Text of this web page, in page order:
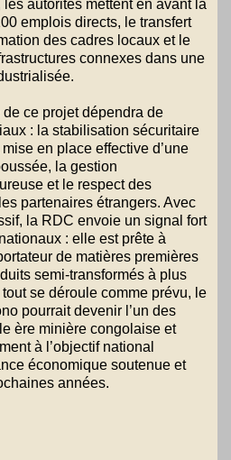
autorités mettent en avant la
emplois directs, le transfert
des cadres locaux et le
connexes dans une
ce projet dépendra de
: la stabilisation sécuritaire
en place effective d’une
la gestion
et le respect des
partenaires étrangers. Avec
la RDC envoie un signal fort
: elle est prête à
de matières premières
semi-transformés à plus
se déroule comme prévu, le
pourrait devenir l’un des
ère minière congolaise et
à l’objectif national
économique soutenue et
années.